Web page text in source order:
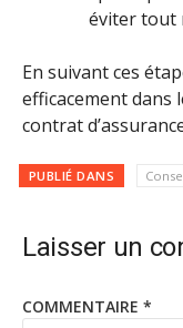
éviter tout
En suivant ces
efficacement dans
contrat
PUBLIÉ DANS
Laisser un
COMMENTAIRE *